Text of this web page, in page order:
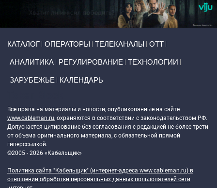
КАТАЛОГ ОПЕРАТОРЫ ТЕЛЕКАНАЛЫ ОТТ
АНАЛИТИКА РЕГУЛИРОВАНИЕ ТЕХНОЛОГИИ
ЗАРУБЕЖЬЕ КАЛЕНДАРЬ
Все права на материалы и новости, опубликованные на сайте
www.cableman.ru, охраняются в соответствии с законодательством РФ.
Допускается цитирование без согласования с редакцией не более трети
от объема оригинального материала, с обязательной прямой
гиперссылкой.
©2005 - 2026 «Кабельщик»
Политика сайта "Кабельщик" (интернет-адреса www.cableman.ru) в
отношении обработки персональных данных пользователей сети